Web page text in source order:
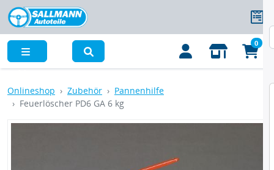
0
Onlineshop Zubehör
Pannenhilfe
Feuerlöscher PD6 GA 6 kg